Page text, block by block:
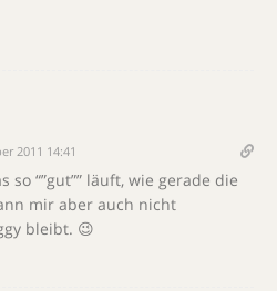
2011 14:41
so “”gut”” läuft, wie gerade die
mir aber auch nicht
bleibt. 😉